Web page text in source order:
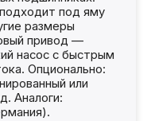
под яму
размеры
привод —
насос с быстрым
Опционально:
или
Аналоги: